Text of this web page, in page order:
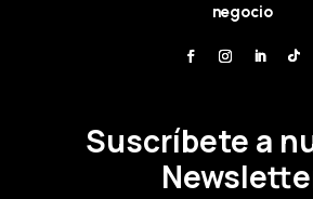
negocio
Suscríbete a